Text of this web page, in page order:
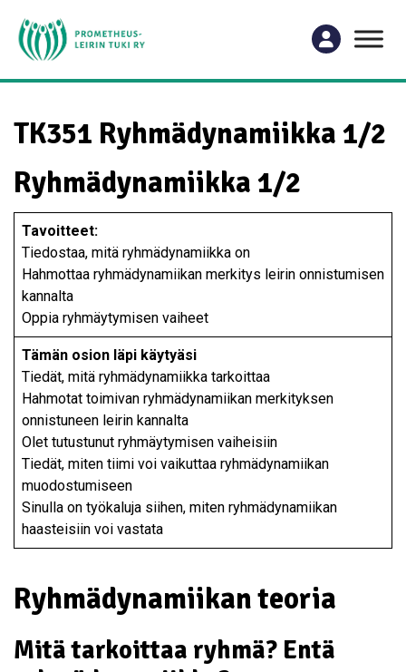
TK351 Ryhmädynamiikka 1/2
Ryhmädynamiikka 1/2
Tavoitteet:
Tiedostaa, mitä ryhmädynamiikka on
Hahmottaa ryhmädynamiikan merkitys leirin onnistumisen
kannalta
Oppia ryhmäytymisen vaiheet
Tämän osion läpi käytyäsi
Tiedät, mitä ryhmädynamiikka tarkoittaa
Hahmotat toimivan ryhmädynamiikan merkityksen
onnistuneen leirin kannalta
Olet tutustunut ryhmäytymisen vaiheisiin
Tiedät, miten tiimi voi vaikuttaa ryhmädynamiikan
muodostumiseen
Sinulla on työkaluja siihen, miten ryhmädynamiikan
haasteisiin voi vastata
Ryhmädynamiikan teoria
Mitä tarkoittaa ryhmä? Entä